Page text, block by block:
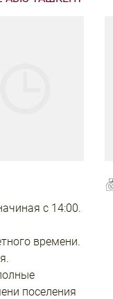
с 14:00.
времени.
поселения